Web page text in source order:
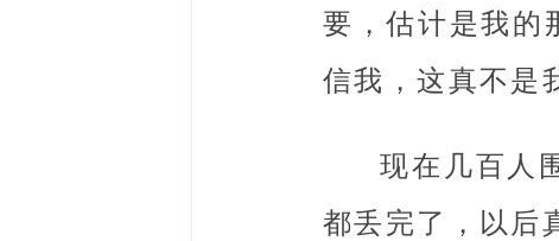
要，估计是我的
信我，这真不是
现在几百人
都丢完了，以后